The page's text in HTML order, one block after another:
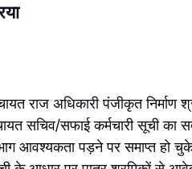
राज अधिकारी पंजीकृत निर्माण
सचिव/सफाई कर्मचारी सूची
आवश्यकता पड़ने पर समाप्त हो